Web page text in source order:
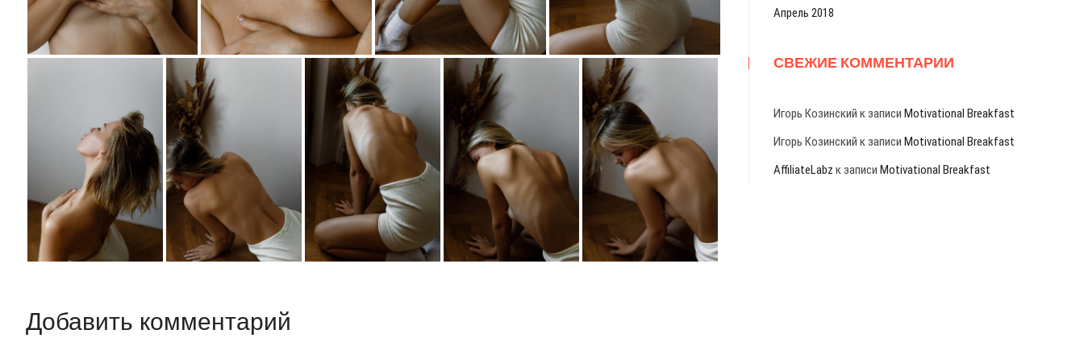
Добавить комментарий
Апрель 2018
СВЕЖИЕ КОММЕНТАРИИ
Игорь Козинский к записи Motivational Breakfast
Игорь Козинский к записи Motivational Breakfast
AffiliateLabz к записи Motivational Breakfast